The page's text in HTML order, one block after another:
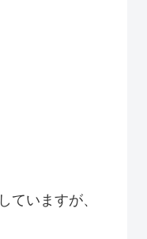
ていますが、